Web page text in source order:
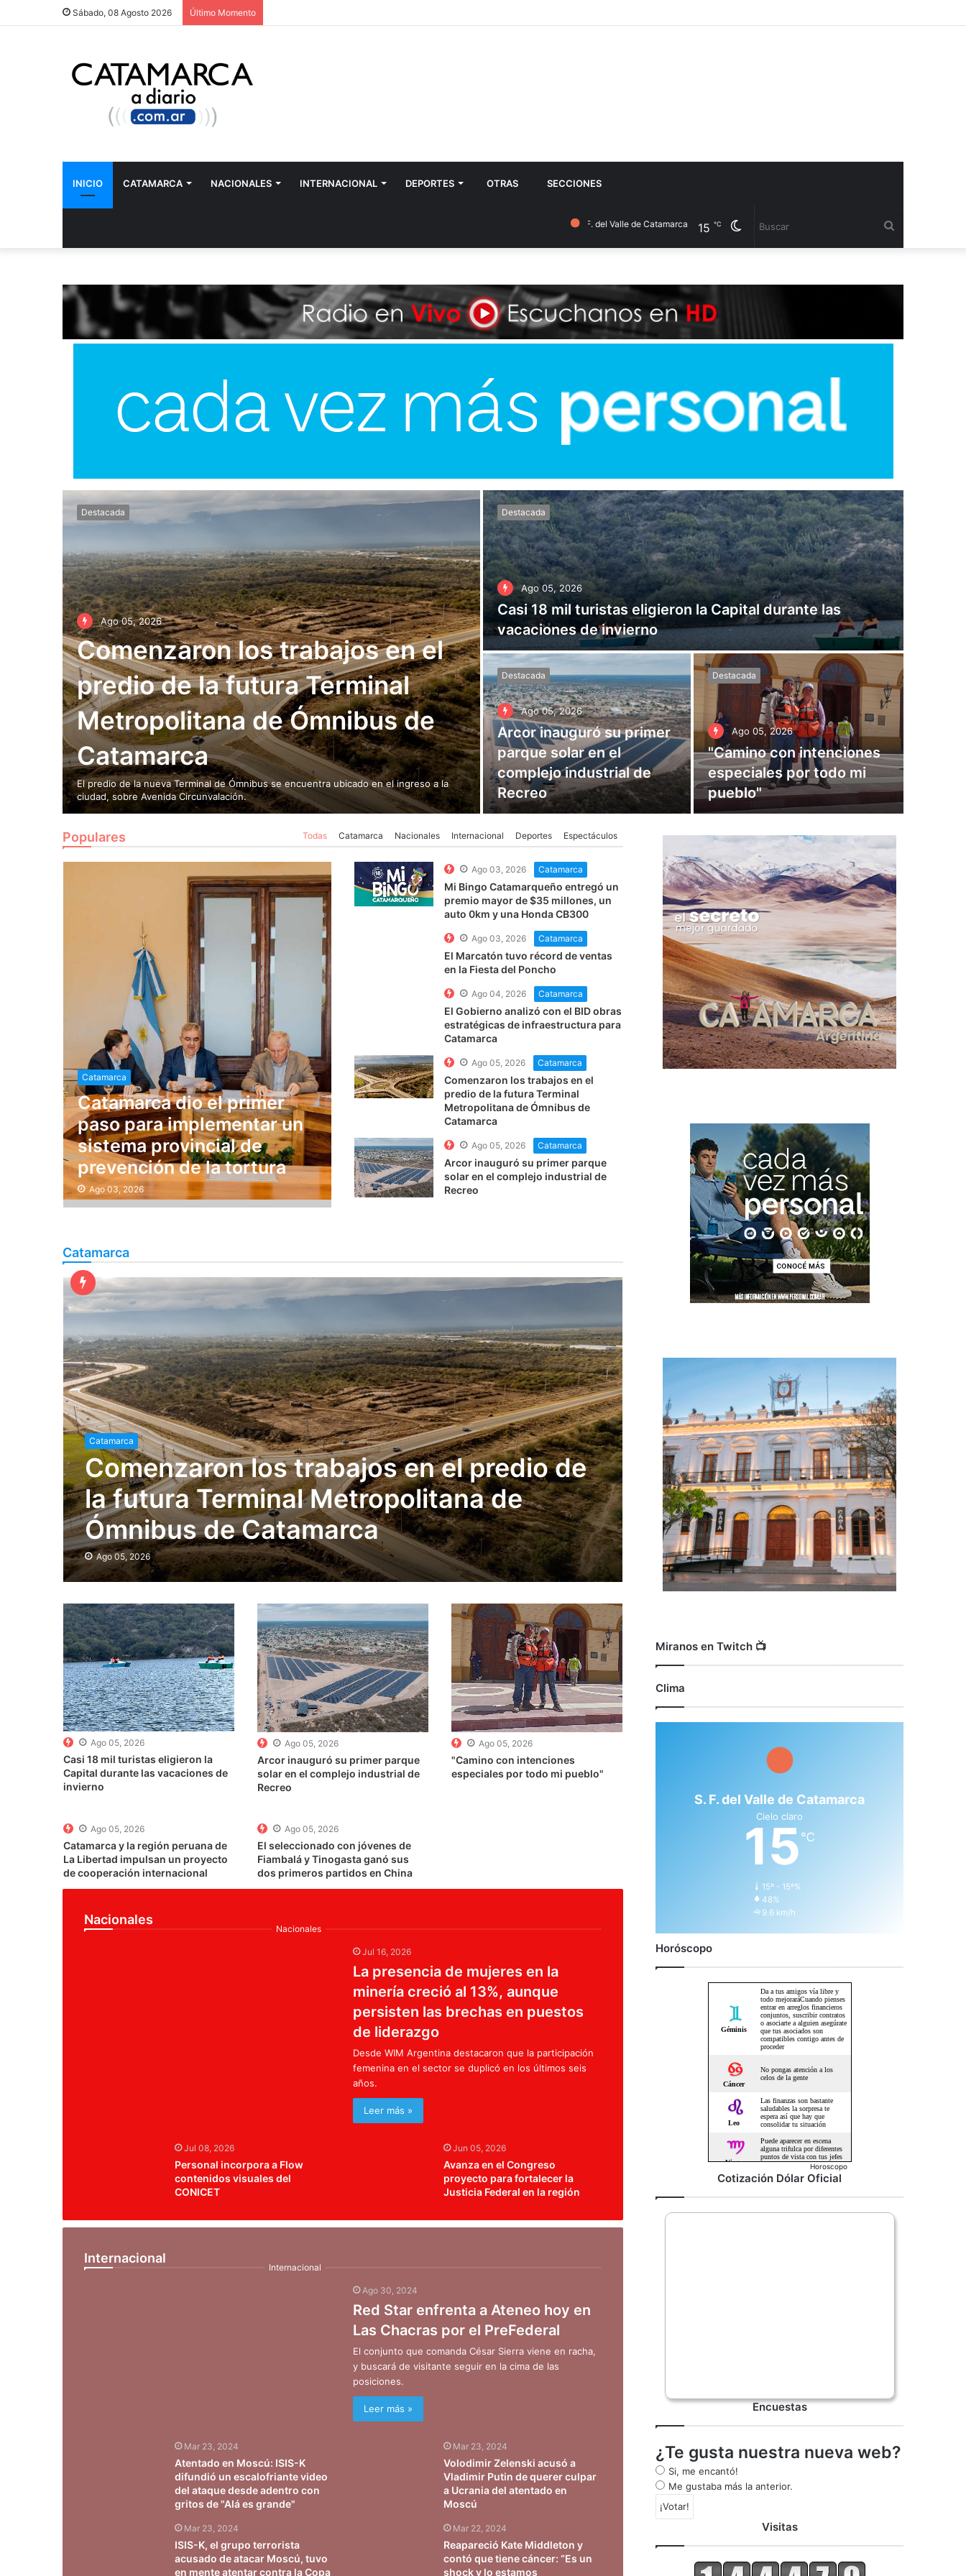
Sábado, 08 Agosto 2026 Último Momento
INICIO CATAMARCA NACIONALES INTERNACIONAL DEPORTES OTRAS SECCIONES
Cambiar
S. F. del Valle de Catamarca 15 ℃
Destacada
Ago 05, 2026
Comenzaron los trabajos en el
predio de la futura Terminal
Metropolitana de Ómnibus de
Catamarca
El predio de la nueva Terminal de Ómnibus se encuentra ubicado en el ingreso a la
ciudad, sobre Avenida Circunvalación.
Destacada
Ago 05, 2026
Casi 18 mil turistas eligieron la Capital durante las
vacaciones de invierno
Destacada
Ago 05, 2026
Arcor inauguró su primer
parque solar en el
complejo industrial de
Recreo
Destacada
Ago 05, 2026
"Camino con intenciones
especiales por todo mi
pueblo"
Populares Todas Catamarca Nacionales Internacional Deportes Espectáculos
Catamarca
Catamarca dio el primer
paso para implementar un
sistema provincial de
prevención de la tortura
Ago 03, 2026
Ago 03, 2026 Catamarca
Mi Bingo Catamarqueño entregó un
premio mayor de $35 millones, un
auto 0km y una Honda CB300
Ago 03, 2026 Catamarca
El Marcatón tuvo récord de ventas
en la Fiesta del Poncho
Ago 04, 2026 Catamarca
El Gobierno analizó con el BID obras
estratégicas de infraestructura para
Catamarca
Ago 05, 2026 Catamarca
Comenzaron los trabajos en el
predio de la futura Terminal
Metropolitana de Ómnibus de
Catamarca
Ago 05, 2026 Catamarca
Arcor inauguró su primer parque
solar en el complejo industrial de
Recreo
Catamarca
Catamarca
Comenzaron los trabajos en el predio de
la futura Terminal Metropolitana de
Ómnibus de Catamarca
Ago 05, 2026
Ago 05, 2026
Casi 18 mil turistas eligieron la
Capital durante las vacaciones de
invierno
Ago 05, 2026
Arcor inauguró su primer parque
solar en el complejo industrial de
Recreo
Ago 05, 2026
"Camino con intenciones
especiales por todo mi pueblo"
Ago 05, 2026
Catamarca y la región peruana de
La Libertad impulsan un proyecto
de cooperación internacional
Ago 05, 2026
El seleccionado con jóvenes de
Fiambalá y Tinogasta ganó sus
dos primeros partidos en China
Nacionales
Nacionales
Jul 16, 2026
La presencia de mujeres en la
minería creció al 13%, aunque
persisten las brechas en puestos
de liderazgo
Desde WIM Argentina destacaron que la participación
femenina en el sector se duplicó en los últimos seis
años.
Leer más »
Jul 08, 2026
Personal incorpora a Flow
contenidos visuales del
CONICET
Jun 05, 2026
Avanza en el Congreso
proyecto para fortalecer la
Justicia Federal en la región
Internacional
Internacional
Ago 30, 2024
Red Star enfrenta a Ateneo hoy en
Las Chacras por el PreFederal
El conjunto que comanda César Sierra viene en racha,
y buscará de visitante seguir en la cima de las
posiciones.
Leer más »
Mar 23, 2024
Atentado en Moscú: ISIS-K
difundió un escalofriante video
del ataque desde adentro con
gritos de "Alá es grande"
Mar 23, 2024
Volodimir Zelenski acusó a
Vladimir Putin de querer culpar
a Ucrania del atentado en
Moscú
Mar 23, 2024
ISIS-K, el grupo terrorista
acusado de atacar Moscú, tuvo
en mente atentar contra la Copa
Mar 22, 2024
Reapareció Kate Middleton y
contó que tiene cáncer: “Es un
shock y lo estamos
Miranos en Twitch 📺
Clima
S. F. del Valle de Catamarca
Cielo claro
15 ℃
15º - 15º%
48%
9.6 km/h
Horóscopo
Horoscopo
Cotización Dólar Oficial
Encuestas
¿Te gusta nuestra nueva web?
Si, me encantó!
Me gustaba más la anterior.
Visitas